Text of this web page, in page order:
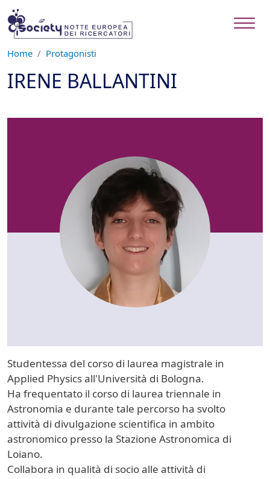
Salta al contenuto principale
Home Protagonisti
IRENE BALLANTINI
Studentessa del corso di laurea magistrale in
Applied Physics all'Università di Bologna.
Ha frequentato il corso di laurea triennale in
Astronomia e durante tale percorso ha svolto
attività di divulgazione scientifica in ambito
astronomico presso la Stazione Astronomica di
Loiano.
Collabora in qualità di socio alle attività di